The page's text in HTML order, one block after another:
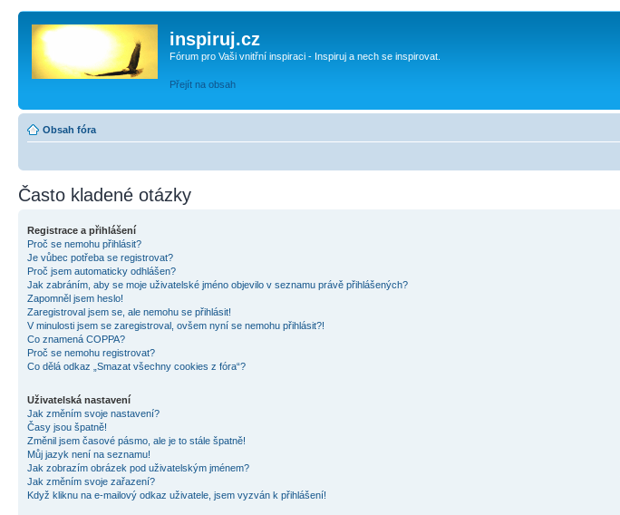
inspiruj.cz
Fórum pro Vaši vnitřní inspiraci - Inspiruj a nech se inspirovat.
Přejít na obsah
Obsah fóra
Často kladené otázky
Registrace a přihlášení
Proč se nemohu přihlásit?
Je vůbec potřeba se registrovat?
Proč jsem automaticky odhlášen?
Jak zabráním, aby se moje uživatelské jméno objevilo v seznamu právě přihlášených?
Zapomněl jsem heslo!
Zaregistroval jsem se, ale nemohu se přihlásit!
V minulosti jsem se zaregistroval, ovšem nyní se nemohu přihlásit?!
Co znamená COPPA?
Proč se nemohu registrovat?
Co dělá odkaz „Smazat všechny cookies z fóra“?
Uživatelská nastavení
Jak změním svoje nastavení?
Časy jsou špatně!
Změnil jsem časové pásmo, ale je to stále špatně!
Můj jazyk není na seznamu!
Jak zobrazím obrázek pod uživatelským jménem?
Jak změním svoje zařazení?
Když kliknu na e-mailový odkaz uživatele, jsem vyzván k přihlášení!